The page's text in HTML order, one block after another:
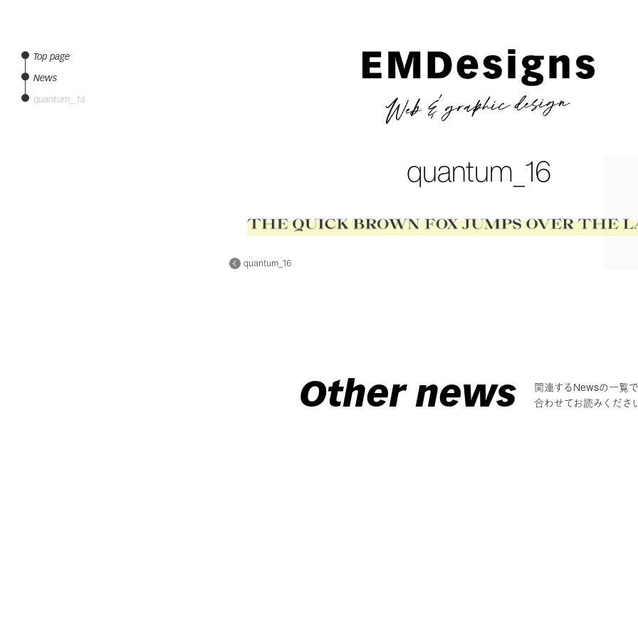
Top page
News
quantum_16
quantum_16
quantum_16
Other news
関連するNewsの一覧で
合わせてお読みくださ